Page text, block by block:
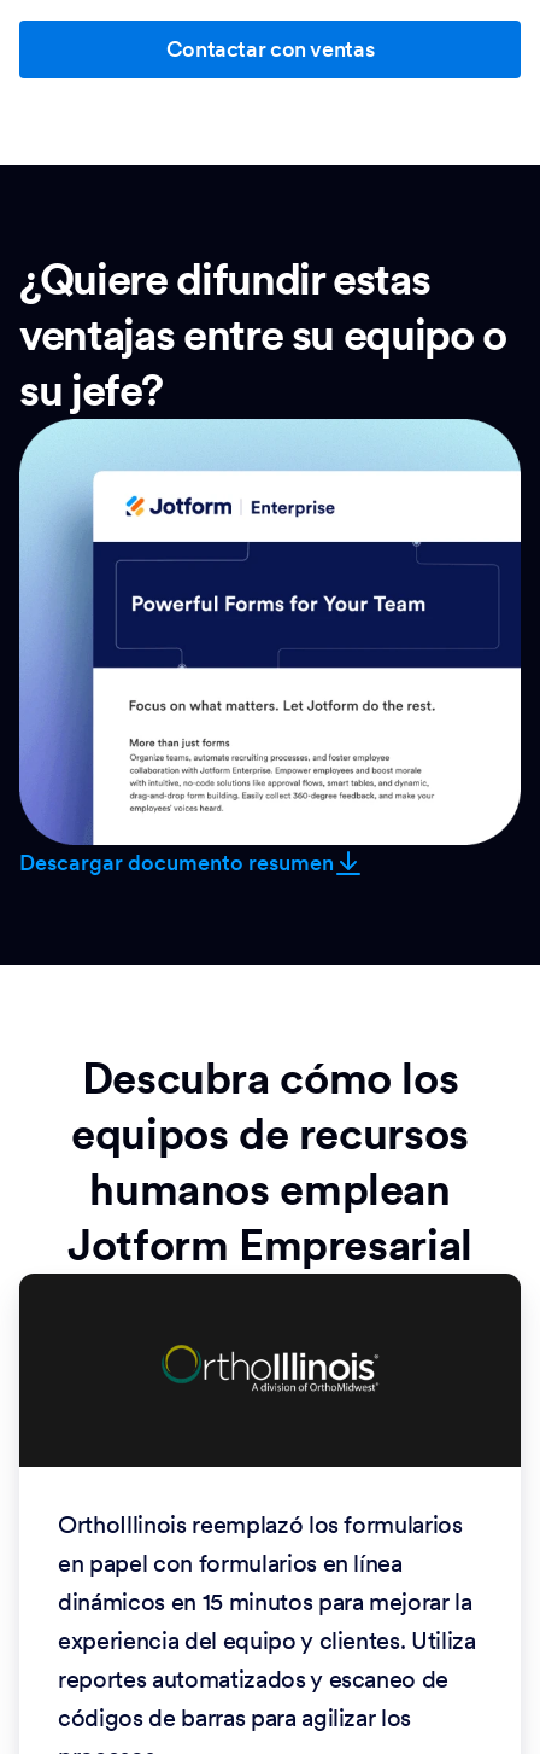
Contactar con ventas
¿Quiere difundir estas
ventajas entre su equipo o
su jefe?
Descargar documento resumen
Descubra cómo los
equipos de recursos
humanos emplean
Jotform Empresarial
OrthoIllinois reemplazó los formularios
en papel con formularios en línea
dinámicos en 15 minutos para mejorar la
experiencia del equipo y clientes. Utiliza
reportes automatizados y escaneo de
códigos de barras para agilizar los